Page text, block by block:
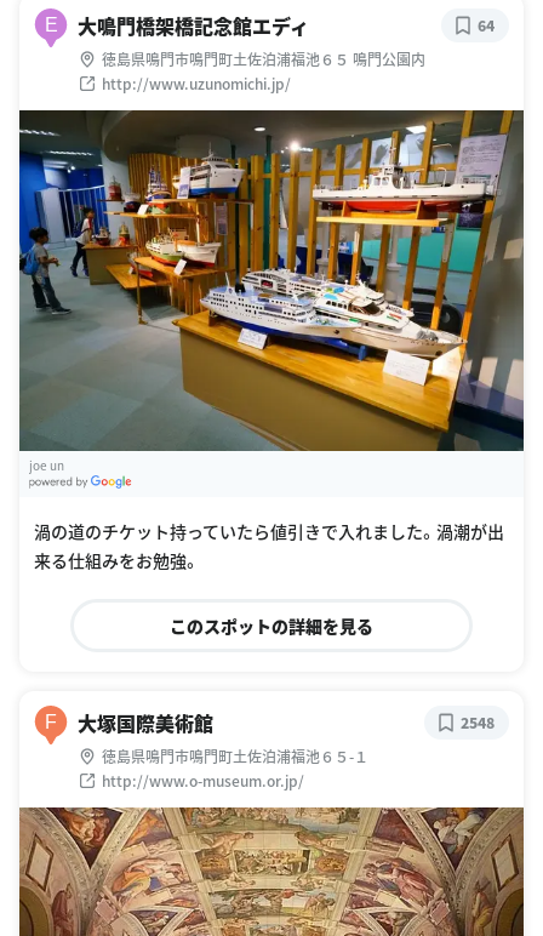
E 大鳴門橋架橋記念館エディ
徳島県鳴門市鳴門町土佐泊浦福池６５ 鳴門公園内
http://www.uzunomichi.jp/
64
joe un
渦の道のチケット持っていたら値引きで入れました。渦潮が出
来る仕組みをお勉強。
このスポットの詳細を見る
F 大塚国際美術館
徳島県鳴門市鳴門町土佐泊浦福池６５-１
http://www.o-museum.or.jp/
2548